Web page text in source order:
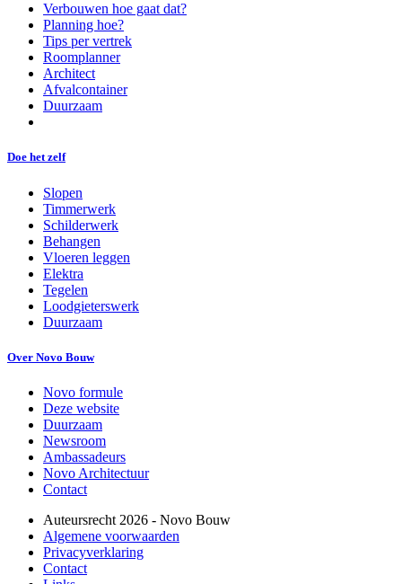
Verbouwen hoe gaat dat?
Planning hoe?
Tips per vertrek
Roomplanner
Architect
Afvalcontainer
Duurzaam
Doe het zelf
Slopen
Timmerwerk
Schilderwerk
Behangen
Vloeren leggen
Elektra
Tegelen
Loodgieterswerk
Duurzaam
Over Novo Bouw
Novo formule
Deze website
Duurzaam
Newsroom
Ambassadeurs
Novo Architectuur
Contact
Auteursrecht 2026 - Novo Bouw
Algemene voorwaarden
Privacyverklaring
Contact